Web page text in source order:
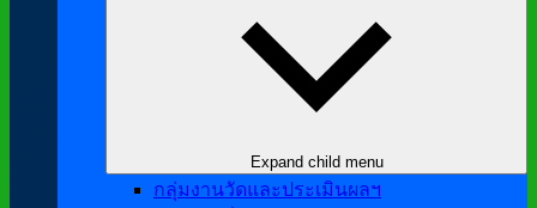
Expand child menu
กลุ่มงานวัดและประเมินผลฯ